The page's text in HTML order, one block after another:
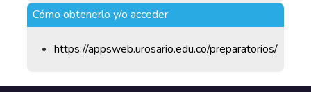
Cómo obtenerlo y/o acceder
https://appsweb.urosario.edu.co/preparatorios/